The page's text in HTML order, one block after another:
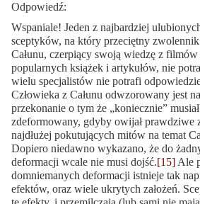
Odpowiedź:
Wspaniale! Jeden z najbardziej
sceptyków, na który przeciętny
Całunu, czerpiący swoją wiedzę z
popularnych książek i artykułów, nie
wielu specjalistów nie potrafi
Człowieka z Całunu odwzorowany jest
przekonanie o tym że „koniecznie”
zdeformowany, gdyby owijał prawdziwe
najdłużej pokutujących mitów na temat
Dopiero niedawno wykazano, że do
deformacji wcale nie musi dojść.[15] Ale
domniemanych deformacji istnieje tak
efektów, oraz wiele ukrytych założeń.